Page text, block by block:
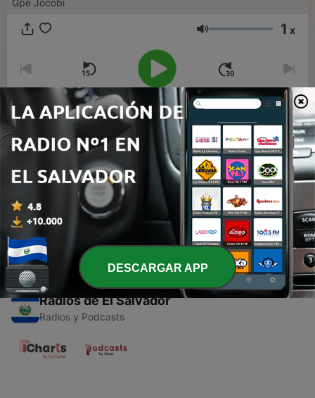
Gpe Jocobi
Volumen 1 x
00:00
Episodios
Mis corridos
04 abr. 2021
Radios de El Salvador
Radios y Podcasts
DESCARGAR APP